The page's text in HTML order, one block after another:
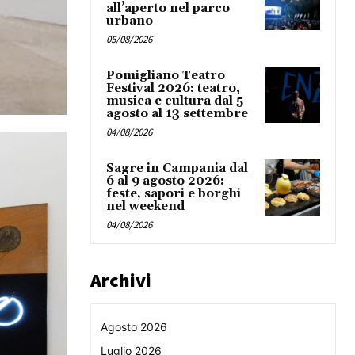
all’aperto nel parco
urbano
05/08/2026
Pomigliano Teatro
Festival 2026: teatro,
musica e cultura dal 5
agosto al 13 settembre
04/08/2026
Sagre in Campania dal
6 al 9 agosto 2026:
feste, sapori e borghi
nel weekend
04/08/2026
Archivi
Agosto 2026
Luglio 2026